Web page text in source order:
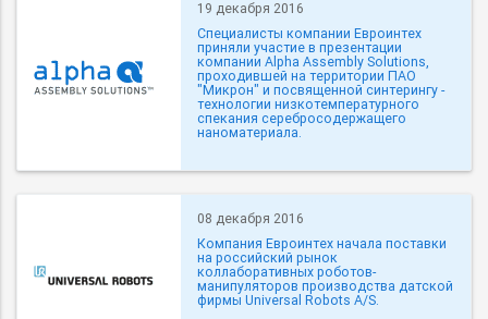
19 декабря 2016
Специалисты компании Евроинтех
приняли участие в презентации
компании Alpha Assembly Solutions,
проходившей на территории ПАО
"Микрон" и посвященной синтерингу -
технологии низкотемпературного
спекания серебросодержащего
наноматериала.
08 декабря 2016
Компания Евроинтех начала поставки
на российский рынок
коллаборативных роботов-
манипуляторов производства датской
фирмы Universal Robots A/S.